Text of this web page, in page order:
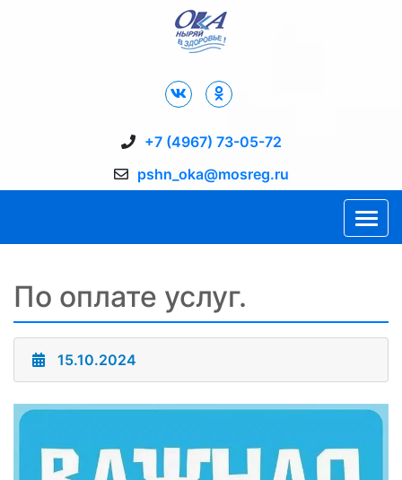
+7 (4967) 73-05-72
pshn_oka@mosreg.ru
По оплате услуг.
15.10.2024